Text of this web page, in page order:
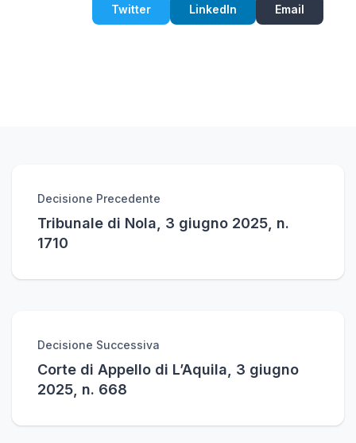
Twitter LinkedIn Email
Decisione Precedente
Tribunale di Nola, 3 giugno 2025, n.
1710
Decisione Successiva
Corte di Appello di L’Aquila, 3 giugno
2025, n. 668